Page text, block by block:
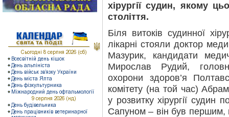
хірургії судин, якому
століття.
Біля витоків судинної
лікарні стояли доктор
Мазурик, кандидати
Мирослав Рудий,
охорони здоров’я
комітету (на той час)
у розвитку хірургії судин
Сапуном – він був першим,